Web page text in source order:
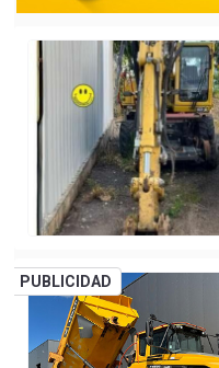
PUBLICIDAD